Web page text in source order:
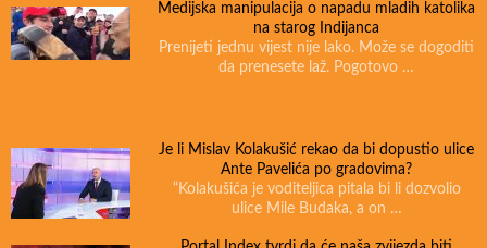
Medijska manipulacija o napadu mladih katolika
na starog Indijanca
Prenijeti jednu vijest nije lako. Može se dogoditi
da prenesete laž. Pogotovo …
Je li Mislav Kolakušić rekao da bi dopustio ulice
Ante Pavelića po gradovima?
“Kolakušića je voditeljica pitala bi li dozvolio
ulice Mile Budaka, a on …